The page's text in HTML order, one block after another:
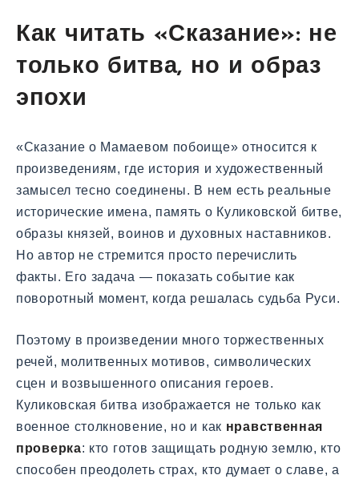
Как читать «Сказание»: не
только битва, но и образ
эпохи
«Сказание о Мамаевом побоище» относится к
произведениям, где история и художественный
замысел тесно соединены. В нем есть реальные
исторические имена, память о Куликовской битве,
образы князей, воинов и духовных наставников.
Но автор не стремится просто перечислить
факты. Его задача — показать событие как
поворотный момент, когда решалась судьба Руси.
Поэтому в произведении много торжественных
речей, молитвенных мотивов, символических
сцен и возвышенного описания героев.
Куликовская битва изображается не только как
военное столкновение, но и как нравственная
проверка: кто готов защищать родную землю, кто
способен преодолеть страх, кто думает о славе, а